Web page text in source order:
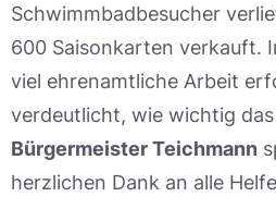
Schwimmbadbesucher
600 Saisonkarten verkauft.
viel ehrenamtliche Arbeit
verdeutlicht, wie wichtig
Bürgermeister Teichmann
herzlichen Dank an alle